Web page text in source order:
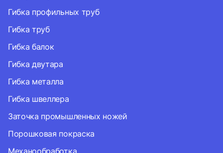
Гибка профильных труб
Гибка труб
Гибка балок
Гибка двутара
Гибка металла
Гибка швеллера
Заточка промышленных ножей
Порошковая покраска
Механообработка